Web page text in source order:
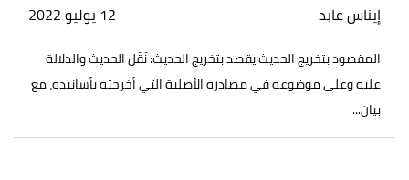
إيناس عابد 12 يوليو 2022
المقصود بتخريج الحديث يقصد بتخريج الحديث: نَقَل الحديث والدلالة
عليه وعلى موضوعه في مصادره الأصلية التي أخرجته بأسانيده، مع
بيان...